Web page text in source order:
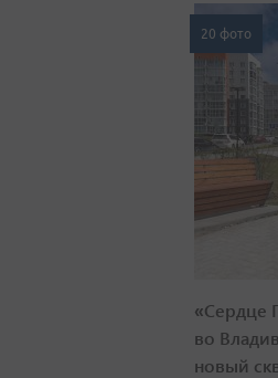
20 фото
«Сердце
во
новый